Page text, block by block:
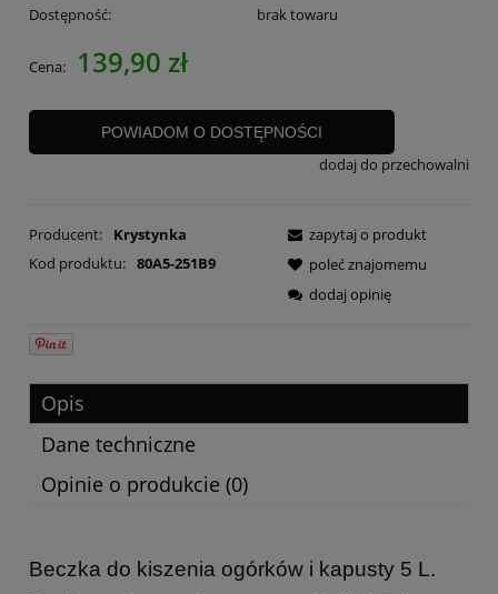
Dostępność: brak towaru
Cena: 139,90 zł
POWIADOM O DOSTĘPNOŚCI
dodaj do przechowalni
Producent:
Krystynka
Kod produktu: 80A5-251B9
zapytaj o produkt
poleć znajomemu
dodaj opinię
Opis
Dane techniczne
Opinie o produkcie (0)
Beczka do kiszenia ogórków i kapusty 5 L.